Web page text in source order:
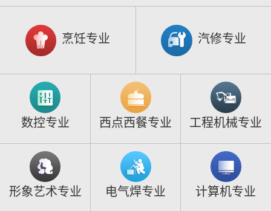
烹饪专业 汽修专业
数控专业 西点西餐专业 工程机械专业
形象艺术专业 电气焊专业 计算机专业